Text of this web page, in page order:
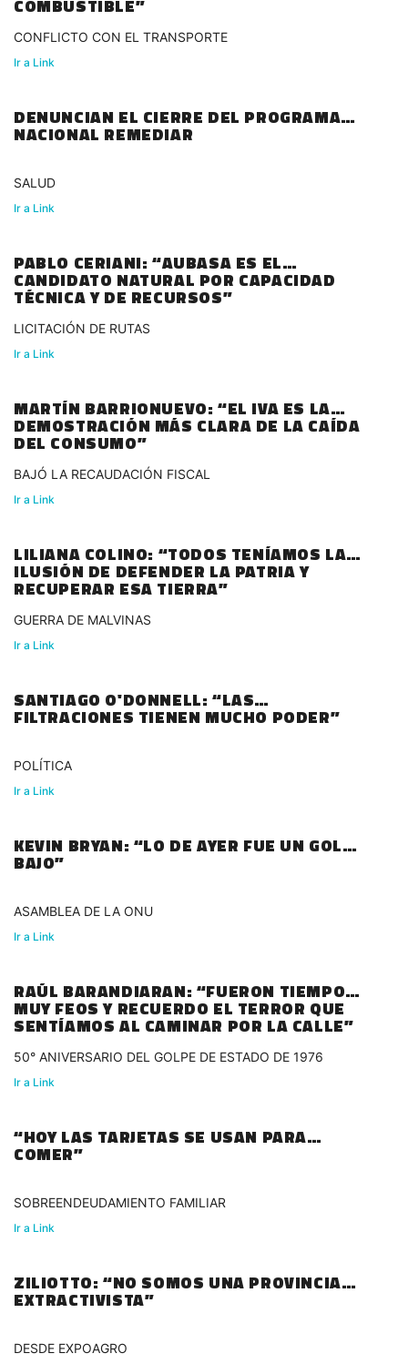
COMBUSTIBLE”
CONFLICTO CON EL TRANSPORTE
Ir a Link
DENUNCIAN EL CIERRE DEL PROGRAMA
NACIONAL REMEDIAR
SALUD
Ir a Link
PABLO CERIANI: “AUBASA ES EL
CANDIDATO NATURAL POR CAPACIDAD
TÉCNICA Y DE RECURSOS”
LICITACIÓN DE RUTAS
Ir a Link
MARTÍN BARRIONUEVO: “EL IVA ES LA
DEMOSTRACIÓN MÁS CLARA DE LA CAÍDA
DEL CONSUMO”
BAJÓ LA RECAUDACIÓN FISCAL
Ir a Link
LILIANA COLINO: “TODOS TENÍAMOS LA
ILUSIÓN DE DEFENDER LA PATRIA Y
RECUPERAR ESA TIERRA”
GUERRA DE MALVINAS
Ir a Link
SANTIAGO O'DONNELL: “LAS
FILTRACIONES TIENEN MUCHO PODER”
POLÍTICA
Ir a Link
KEVIN BRYAN: “LO DE AYER FUE UN GOLPE
BAJO”
ASAMBLEA DE LA ONU
Ir a Link
RAÚL BARANDIARAN: “FUERON TIEMPOS
MUY FEOS Y RECUERDO EL TERROR QUE
SENTÍAMOS AL CAMINAR POR LA CALLE”
50° ANIVERSARIO DEL GOLPE DE ESTADO DE 1976
Ir a Link
“HOY LAS TARJETAS SE USAN PARA
COMER”
SOBREENDEUDAMIENTO FAMILIAR
Ir a Link
ZILIOTTO: “NO SOMOS UNA PROVINCIA
EXTRACTIVISTA”
DESDE EXPOAGRO